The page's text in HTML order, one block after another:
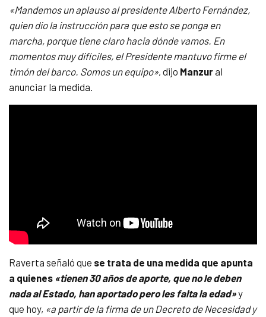
«Mandemos un aplauso al presidente Alberto Fernández,
quien dio la instrucción para que esto se ponga en
marcha, porque tiene claro hacia dónde vamos. En
momentos muy difíciles, el Presidente mantuvo firme el
timón del barco. Somos un equipo», dijo Manzural
anunciar la medida.
Raverta señaló que se trata de una medida que apunta
a quienes «tienen 30 años de aporte, que no le deben
nada al Estado, han aportado pero les falta la edad»y
que hoy, «a partir de la firma de un Decreto de Necesidad y